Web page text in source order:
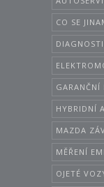
CO SE
GARANČNÍ
HYBRIDNÍ
MAZDA
MĚŘENÍ
OJETÉ